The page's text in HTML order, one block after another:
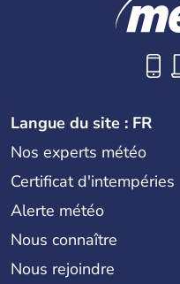
Langue du site : FR
Nos experts météo
Certificat d'intempéries
Alerte météo
Nous connaître
Nous rejoindre